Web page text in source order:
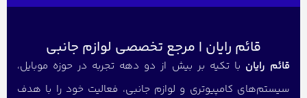
قائم رایان | مرجع تخصصی لوازم جانبی
قائم رایان با تکیه بر بیش از دو دهه تجربه در حوزه موبایل،
سیستم‌های کامپیوتری و لوازم جانبی، فعالیت خود را با هدف